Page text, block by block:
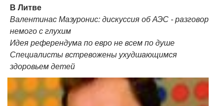
В Литве
Валентинас Мазуронис: дискуссия об АЭС - разговор
немого с глухим
Идея референдума по евро не всем по душе
Специалисты встревожены ухудшающимся
здоровьем детей